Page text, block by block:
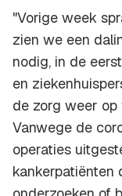
"Vorige week
zien we een
nodig, in de
en
de zorg weer
Vanwege de
operaties
kankerpatiënten